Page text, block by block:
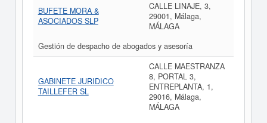
BUFETE MORA &
ASOCIADOS SLP
CALLE LINAJE, 3,
29001, Málaga,
MÁLAGA
Gestión de despacho de abogados y asesoría
GABINETE JURIDICO
TAILLEFER SL
CALLE MAESTRANZA
8, PORTAL 3,
ENTREPLANTA, 1,
29016, Málaga,
MÁLAGA